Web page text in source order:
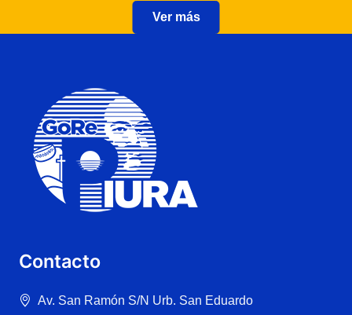
Ver más
Contacto
Av. San Ramón S/N Urb. San Eduardo